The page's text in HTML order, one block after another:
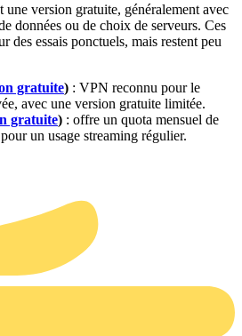
une version gratuite, généralement avec
données ou de choix de serveurs. Ces
des essais ponctuels, mais restent peu
gratuite) : VPN reconnu pour le
avec une version gratuite limitée.
gratuite) : offre un quota mensuel de
un usage streaming régulier.